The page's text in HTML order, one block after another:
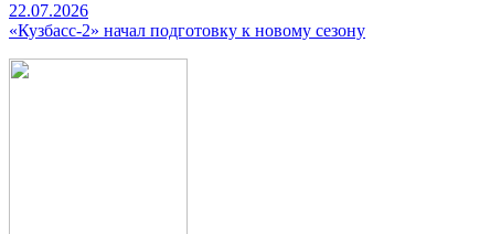
22.07.2026
«Кузбасс-2» начал подготовку к новому сезону